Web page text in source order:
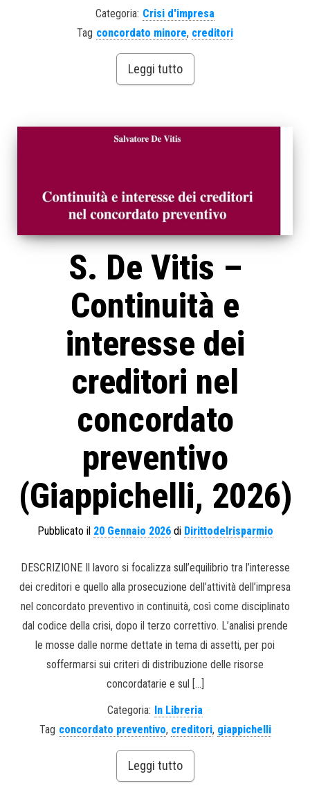
Categoria: Crisi d'impresa
Tag concordato minore, creditori
Leggi tutto
S. De Vitis –
Continuità e
interesse dei
creditori nel
concordato
preventivo
(Giappichelli, 2026)
Pubblicato il 20 Gennaio 2026di Dirittodelrisparmio
DESCRIZIONE Il lavoro si focalizza sull’equilibrio tra l’interesse
dei creditori e quello alla prosecuzione dell’attività dell’impresa
nel concordato preventivo in continuità, così come disciplinato
dal codice della crisi, dopo il terzo correttivo. L’analisi prende
le mosse dalle norme dettate in tema di assetti, per poi
soffermarsi sui criteri di distribuzione delle risorse
concordatarie e sul […]
Categoria: In Libreria
Tag concordato preventivo, creditori, giappichelli
Leggi tutto